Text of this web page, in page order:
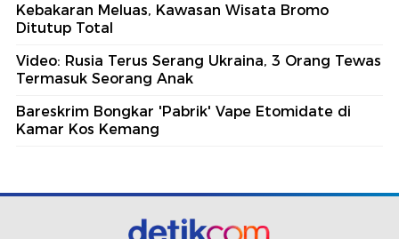
Kebakaran Meluas, Kawasan Wisata Bromo
Ditutup Total
Video: Rusia Terus Serang Ukraina, 3 Orang Tewas
Termasuk Seorang Anak
Bareskrim Bongkar 'Pabrik' Vape Etomidate di
Kamar Kos Kemang